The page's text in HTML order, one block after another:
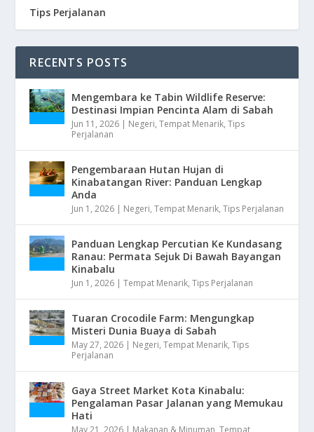
Tips Perjalanan
RECENTS POSTS
Mengembara ke Tabin Wildlife Reserve:
Destinasi Impian Pencinta Alam di Sabah
Jun 11, 2026 | Negeri,Tempat Menarik,Tips
Perjalanan
Pengembaraan Hutan Hujan di
Kinabatangan River: Panduan Lengkap
Anda
Jun 1, 2026 | Negeri,Tempat Menarik,Tips Perjalanan
Panduan Lengkap Percutian Ke Kundasang
Ranau: Permata Sejuk Di Bawah Bayangan
Kinabalu
Jun 1, 2026 |Tempat Menarik,Tips Perjalanan
Tuaran Crocodile Farm: Mengungkap
Misteri Dunia Buaya di Sabah
May 27, 2026 | Negeri,Tempat Menarik,Tips
Perjalanan
Gaya Street Market Kota Kinabalu:
Pengalaman Pasar Jalanan yang Memukau
Hati
May 21, 2026 | Makanan & Minuman ,Tempat